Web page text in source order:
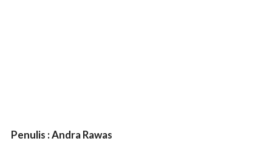
Penulis : Andra Rawas